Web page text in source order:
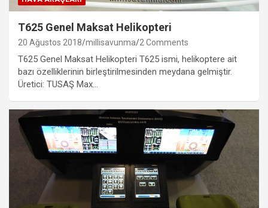
T625 Genel Maksat Helikopteri
20 Ağustos 2018 millisavunma 2 Comments
T625 Genel Maksat Helikopteri T625 ismi, helikoptere ait
bazı özelliklerinin birleştirilmesinden meydana gelmiştir.
Üretici: TUSAŞ Max…